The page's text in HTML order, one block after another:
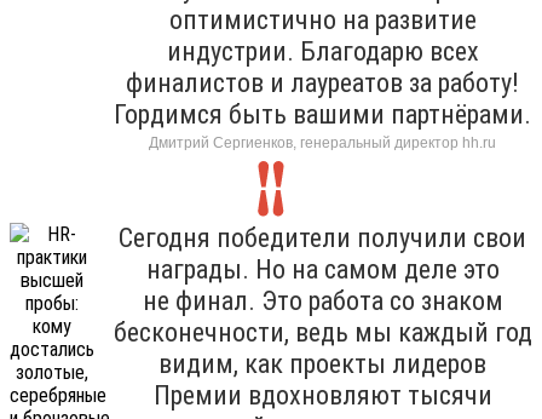
оптимистично на развитие
индустрии. Благодарю всех
финалистов и лауреатов за работу!
Гордимся быть вашими партнёрами.
Дмитрий Сергиенков, генеральный директор hh.ru
Сегодня победители получили свои
награды. Но на самом деле это
не финал. Это работа со знаком
бесконечности, ведь мы каждый год
видим, как проекты лидеров
Премии вдохновляют тысячи